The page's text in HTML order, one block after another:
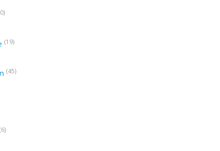
(19)
(45)